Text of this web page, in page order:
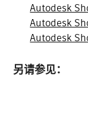
Autodesk
Autodesk
Autodesk
另请参见：